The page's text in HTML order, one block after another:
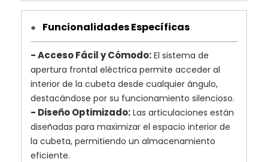
● Funcionalidades Específicas
- Acceso Fácil y Cómodo: El sistema de
apertura frontal eléctrica permite acceder al
interior de la cubeta desde cualquier ángulo,
destacándose por su funcionamiento silencioso.
- Diseño Optimizado: Las articulaciones están
diseñadas para maximizar el espacio interior de
la cubeta, permitiendo un almacenamiento
eficiente.